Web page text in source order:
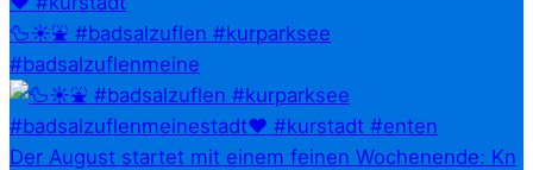
🦆☀️⛲ #badsalzuflen #kurparksee
#badsalzuflenmeine
Der August startet mit einem feinen Wochenende: Kn